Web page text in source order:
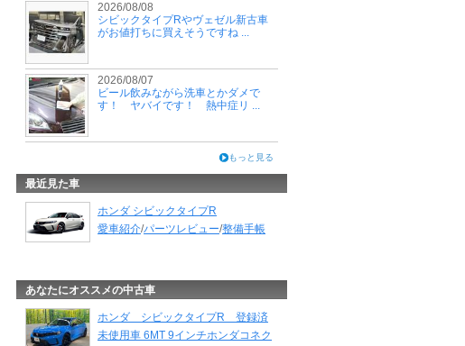
2026/08/08
シビックタイプRやヴェゼル新古車
がお値打ちに買えそうですね ...
2026/08/07
ビール飲みながら洗車とかダメで
す！ ヤバイです！ 熱中症リ ...
もっと見る
最近見た車
ホンダ シビックタイプR
愛車紹介/パーツレビュー/整備手帳
あなたにオススメの中古車
ホンダ シビックタイプR 登録済
未使用車 6MT 9インチホンダコネク